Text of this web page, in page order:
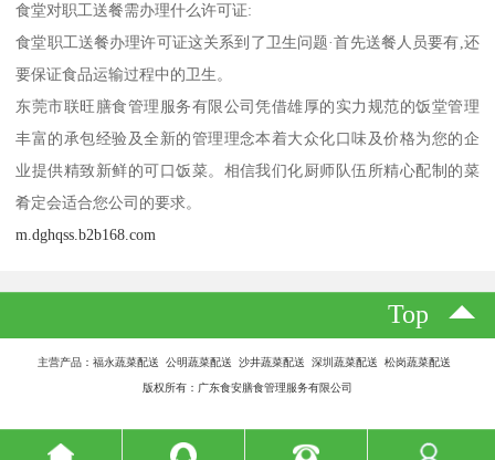
食堂对职工送餐需办理什么许可证:
食堂职工送餐办理许可证这关系到了卫生问题·首先送餐人员要有,还
要保证食品运输过程中的卫生。
东莞市联旺膳食管理服务有限公司凭借雄厚的实力规范的饭堂管理
丰富的承包经验及全新的管理理念本着大众化口味及价格为您的企
业提供精致新鲜的可口饭菜。相信我们化厨师队伍所精心配制的菜
肴定会适合您公司的要求。
m.dghqss.b2b168.com
Top
主营产品：福永蔬菜配送 公明蔬菜配送 沙井蔬菜配送 深圳蔬菜配送 松岗蔬菜配送
版权所有：广东食安膳食管理服务有限公司